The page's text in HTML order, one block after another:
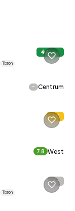
A+++
1 bron
- Centrum
C
7.8 West
-
1 bron